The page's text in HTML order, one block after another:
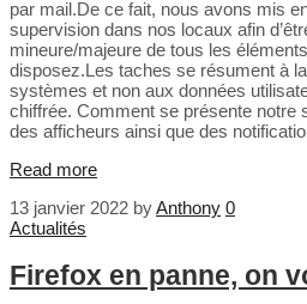
par mail.De ce fait, nous avons mis
supervision dans nos locaux afin
mineure/majeure de tous les
disposez.Les taches se résument à
systèmes et non aux données
chiffrée. Comment se présente notre
des afficheurs ainsi que des
Read more
13 janvier 2022 byAnthony 0
Actualités
Firefox en panne, on